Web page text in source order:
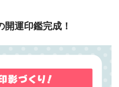
運印鑑完成！